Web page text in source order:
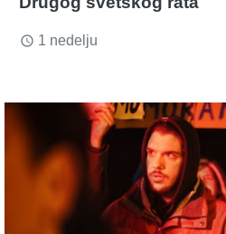
access_time 1 nedelju